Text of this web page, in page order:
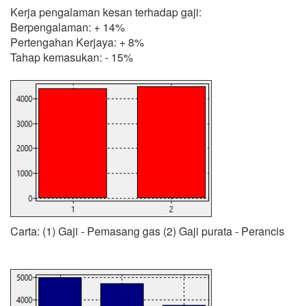
Kerja pengalaman kesan terhadap gaji:
Berpengalaman: + 14%
Pertengahan Kerjaya: + 8%
Tahap kemasukan: - 15%
Carta: (1) Gaji - Pemasang gas (2) Gaji purata - Perancis